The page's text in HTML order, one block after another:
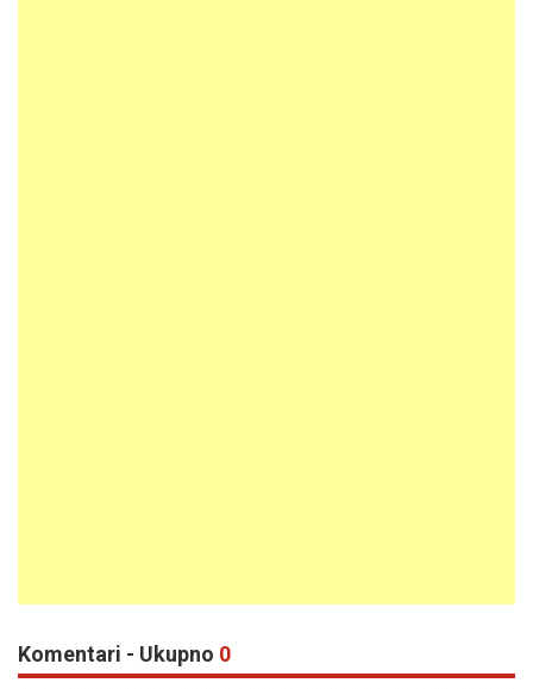
Komentari - Ukupno 0